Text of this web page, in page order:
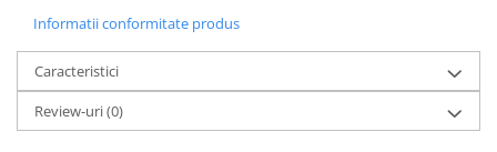
Informatii conformitate produs
Caracteristici
Review-uri(0)